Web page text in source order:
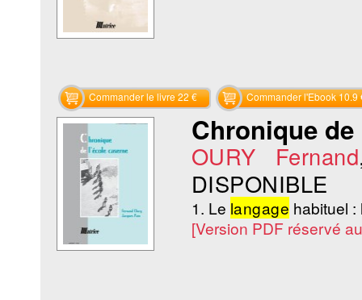
Commander le livre 22 € Commander l'Ebook 10.9
Chronique
OURY Fernand
DISPONIBLE
1. Le langage habituel
[Version PDF réservé